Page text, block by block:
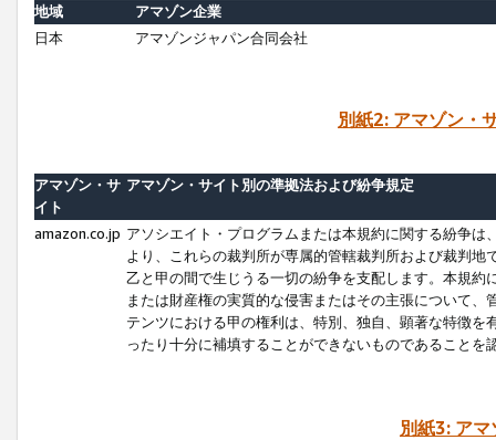
地域
アマゾン企業
日本
アマゾンジャパン合同会社
別紙2: アマゾン・
アマゾン・サ
イト
アマゾン・サイト別の準拠法および紛争規定
amazon.co.jp アソシエイト・プログラムまたは本規約に関する紛争
より、これらの裁判所が専属的管轄裁判所および裁判
乙と甲の間で生じうる一切の紛争を支配します。本規
または財産権の実質的な侵害またはその主張について
テンツにおける甲の権利は、特別、独自、顕著な特徴
ったり十分に補填することができないものであることを
別紙3: ア